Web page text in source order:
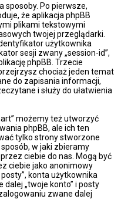
sposoby. Po pierwsze,
że aplikacja phpBB
plikami tekstowymi
twojej przeglądarki.
użytkownika
sesji zwany „session-id”,
phpBB. Trzecie
chociaż jeden temat
do zapisania informacji,
i służy do ułatwienia
możemy też utworzyć
phpBB, ale ich ten
tylko strony stworzone
w jaki zbieramy
ciebie do nas. Mogą być
ciebie jako anonimowy
konta użytkownika
dalej „twoje konto” i posty
zwane dalej